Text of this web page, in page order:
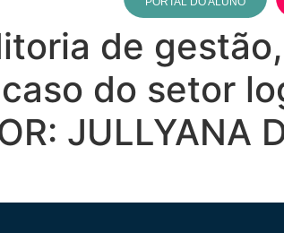
de gestão,
do setor
JULLYANA